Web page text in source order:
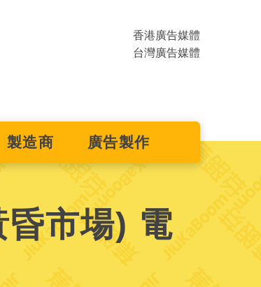
香港廣告媒體
台灣廣告媒體
製造商 廣告製作
昏市場) 電